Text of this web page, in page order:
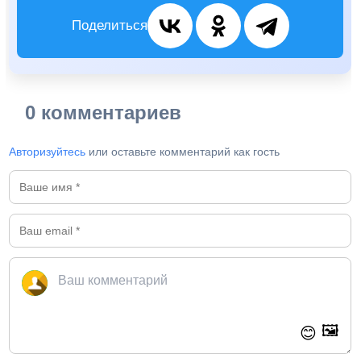
Поделиться
0 комментариев
Авторизуйтесь или оставьте комментарий как гость
😊 🖼️